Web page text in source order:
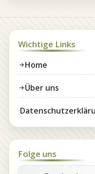
Wichtige Links
Home
Über uns
Folge uns